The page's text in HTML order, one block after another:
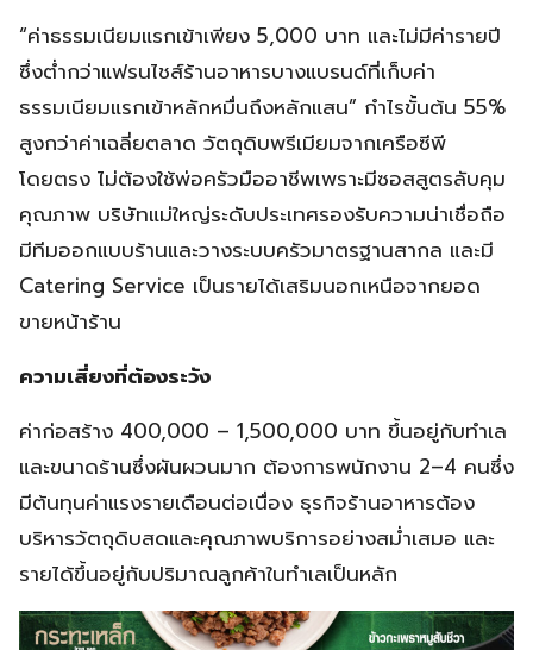
“ค่าธรรมเนียมแรกเข้าเพียง 5,000 บาท และไม่มีค่ารายปี
ซึ่งต่ำกว่าแฟรนไชส์ร้านอาหารบางแบรนด์ที่เก็บค่า
ธรรมเนียมแรกเข้าหลักหมื่นถึงหลักแสน” กำไรขั้นต้น 55%
สูงกว่าค่าเฉลี่ยตลาด วัตถุดิบพรีเมียมจากเครือซีพี
โดยตรง ไม่ต้องใช้พ่อครัวมืออาชีพเพราะมีซอสสูตรลับคุม
คุณภาพ บริษัทแม่ใหญ่ระดับประเทศรองรับความน่าเชื่อถือ
มีทีมออกแบบร้านและวางระบบครัวมาตรฐานสากล และมี
Catering Service เป็นรายได้เสริมนอกเหนือจากยอด
ขายหน้าร้าน
ความเสี่ยงที่ต้องระวัง
ค่าก่อสร้าง 400,000 – 1,500,000 บาท ขึ้นอยู่กับทำเล
และขนาดร้านซึ่งผันผวนมาก ต้องการพนักงาน 2–4 คนซึ่ง
มีต้นทุนค่าแรงรายเดือนต่อเนื่อง ธุรกิจร้านอาหารต้อง
บริหารวัตถุดิบสดและคุณภาพบริการอย่างสม่ำเสมอ และ
รายได้ขึ้นอยู่กับปริมาณลูกค้าในทำเลเป็นหลัก